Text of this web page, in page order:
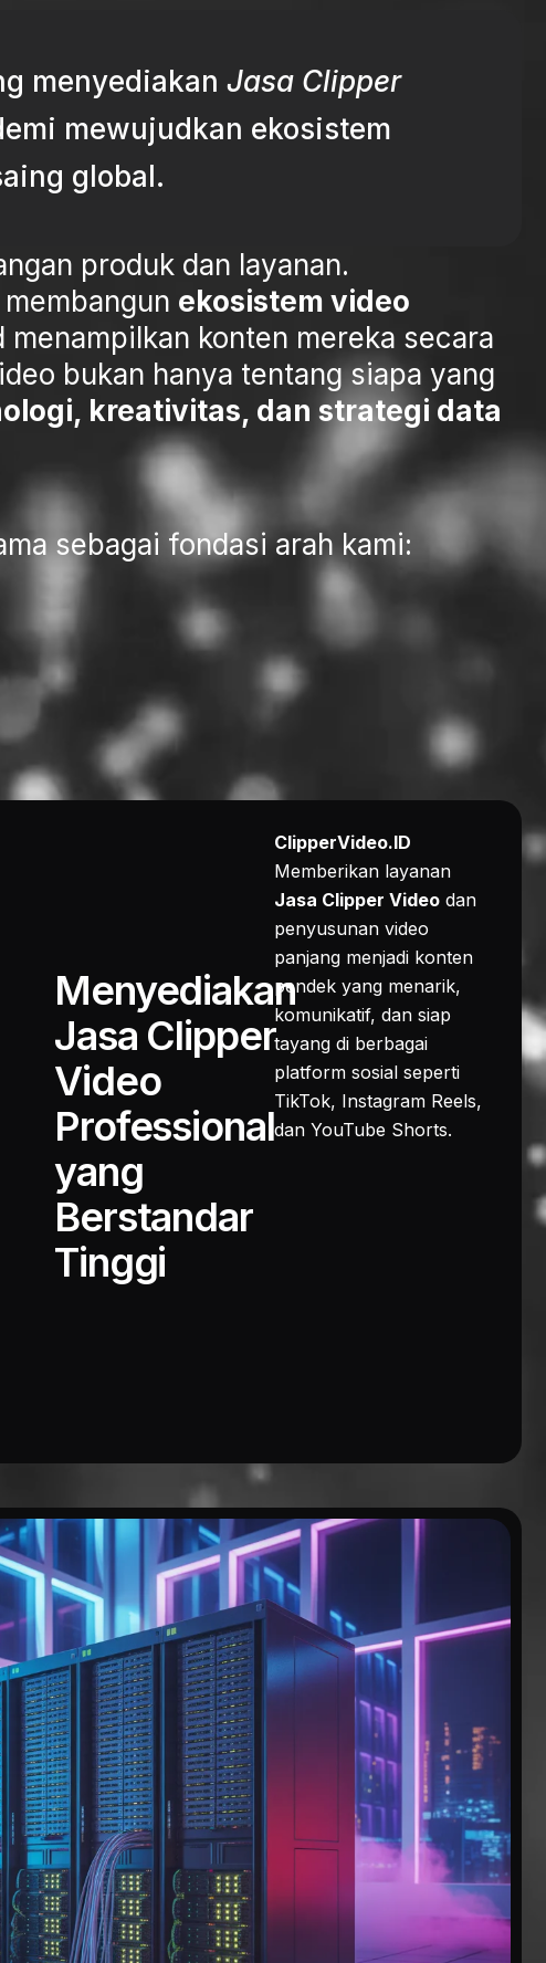
menyediakan Jasa Clipper
mewujudkan ekosistem
global.
produk dan layanan.
ekosistem video
konten mereka secara
bukan hanya tentang siapa yang
kreativitas, dan strategi data
sebagai fondasi arah kami:
Menyediakan
Jasa Clipper
Video
Professional
yang
Berstandar
Tinggi
ClipperVideo.ID
Memberikan layanan
Jasa Clipper Videodan
penyusunan video
panjang menjadi konten
pendek yang menarik,
komunikatif, dan siap
tayang di berbagai
platform sosial seperti
TikTok, Instagram Reels,
dan YouTube Shorts.